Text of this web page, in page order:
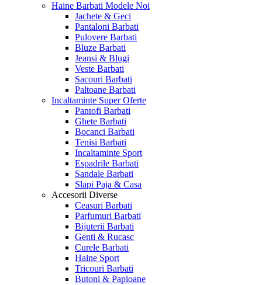
Haine Barbati Modele Noi
Jachete & Geci
Pantaloni Barbati
Pulovere Barbati
Bluze Barbati
Jeansi & Blugi
Veste Barbati
Sacouri Barbati
Paltoane Barbati
Incaltaminte Super Oferte
Pantofi Barbati
Ghete Barbati
Bocanci Barbati
Tenisi Barbati
Incaltaminte Sport
Espadrile Barbati
Sandale Barbati
Slapi Paja & Casa
Accesorii Diverse
Ceasuri Barbati
Parfumuri Barbati
Bijuterii Barbati
Genti & Rucasc
Curele Barbati
Haine Sport
Tricouri Barbati
Butoni & Papioane